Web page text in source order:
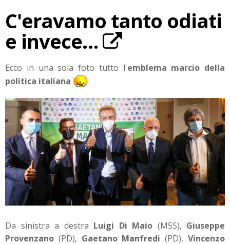
C'eravamo tanto odiati
e invece…
Ecco in una sola foto tutto l'emblema marcio della
politica italiana
:
Da sinistra a destra Luigi Di Maio (M5S), Giuseppe
Provenzano (PD), Gaetano Manfredi (PD),Vincenzo